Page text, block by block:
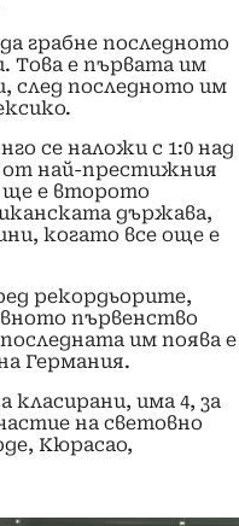
грабне последното
Това е първата им
след последното им
се наложи с 1:0 над
най-престижния
ще е второто
държава,
когато все още е
рекордьорите,
първенство
им поява е
Германия.
класирани, има 4, за
на световно
Кюрасао,